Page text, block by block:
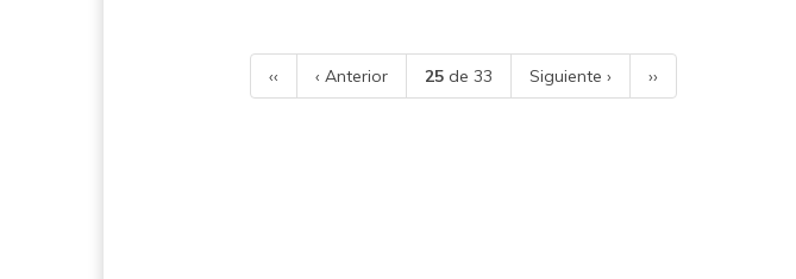
‹‹ ‹ Anterior 25de 33 Siguiente › ››